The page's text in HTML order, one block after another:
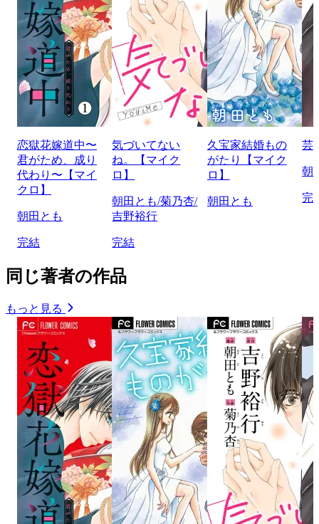
恋獄花嫁道中〜
君がため、成り
代わり〜【マイ
クロ】
朝田とも
完結
気づいてない
ね。【マイク
ロ】
朝田とも/菊乃杏/
吉野裕行
完結
久宝家結婚もの
がたり【マイク
ロ】
朝田とも
芸
朝
完
同じ著者の作品
もっと見る